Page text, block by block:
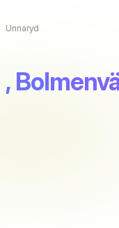
Unnaryd
,